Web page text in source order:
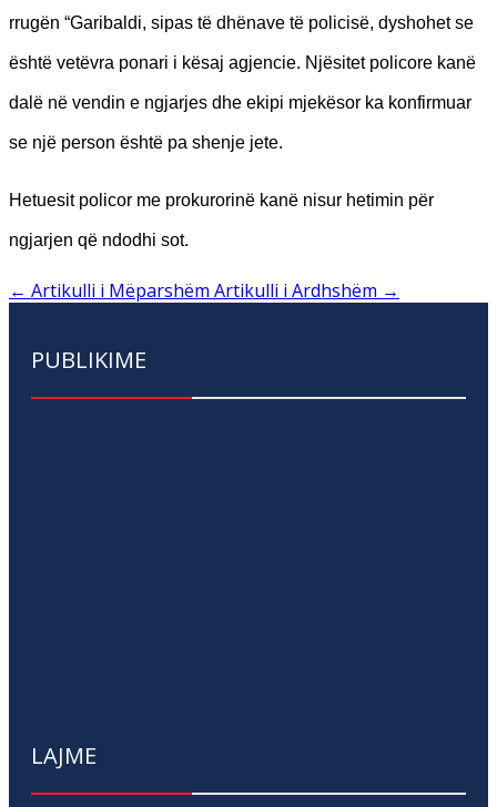
rrugën “Garibaldi, sipas të dhënave të policisë, dyshohet se
është vetëvra ponari i kësaj agjencie. Njësitet policore kanë
dalë në vendin e ngjarjes dhe ekipi mjekësor ka konfirmuar
se një person është pa shenje jete.
Hetuesit policor me prokurorinë kanë nisur hetimin për
ngjarjen që ndodhi sot.
← Artikulli i Mëparshëm Artikulli i Ardhshëm →
PUBLIKIME
LAJME